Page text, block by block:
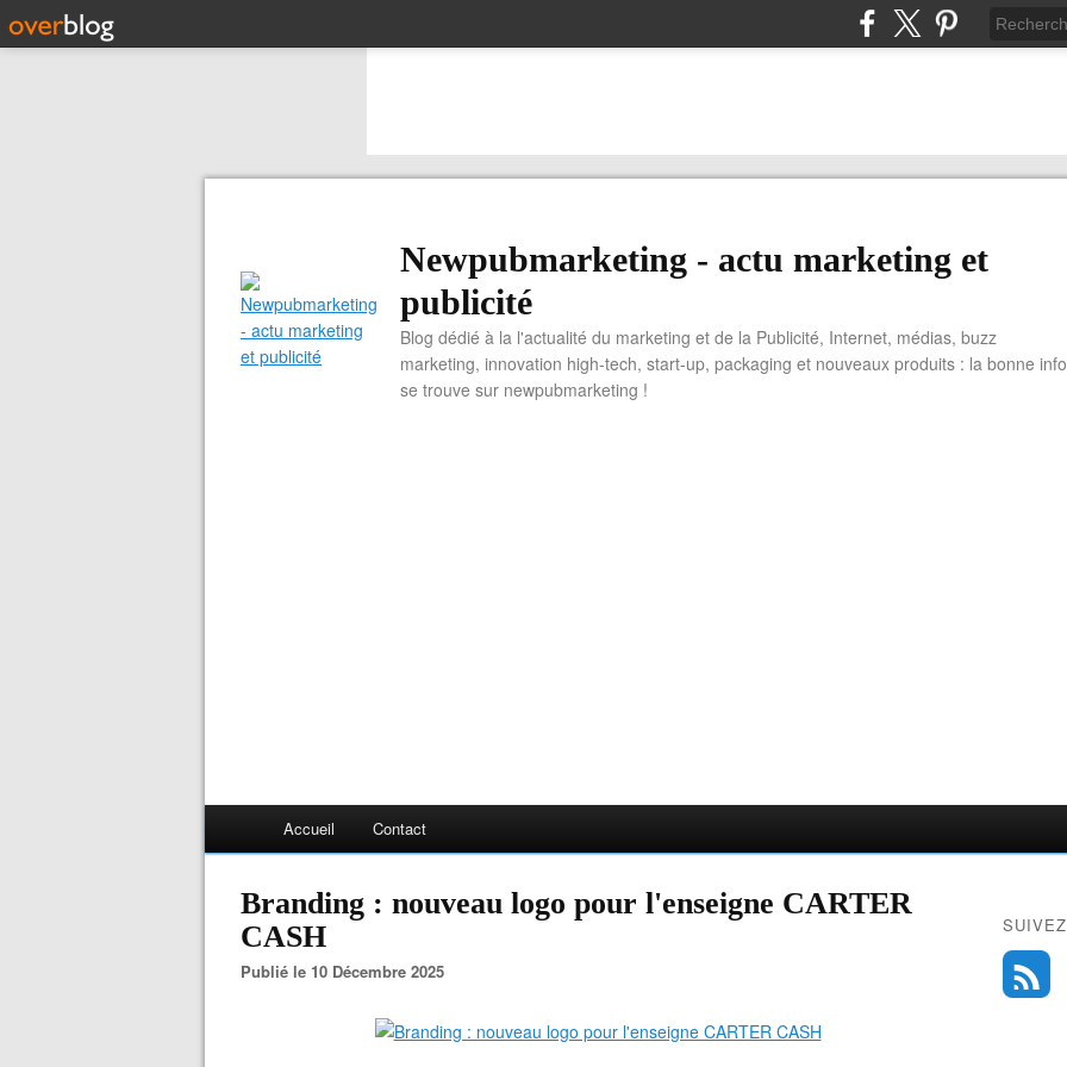
Newpubmarketing - actu marketing et
publicité
Blog dédié à la l'actualité du marketing et de la Publicité, Internet, médias, buzz
marketing, innovation high-tech, start-up, packaging et nouveaux produits : la bonne info
se trouve sur newpubmarketing !
Accueil Contact
Branding : nouveau logo pour l'enseigne CARTER
CASH
Publié le 10 Décembre 2025